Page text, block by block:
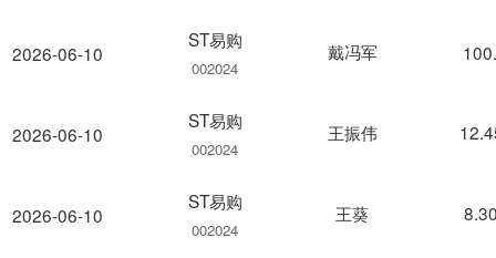
2026-06-10
2026-06-10
2026-06-10
ST易购
002024
戴冯军
ST易购
002024
王振伟
ST易购
002024
王葵